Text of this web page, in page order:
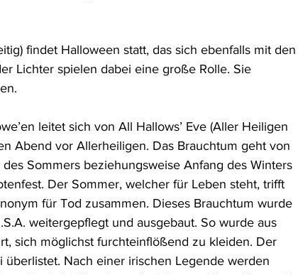
findet Halloween statt, das sich ebenfalls mit den
Lichter spielen dabei eine große Rolle. Sie
leitet sich von All Hallows’ Eve (Aller Heiligen
Abend vor Allerheiligen. Das Brauchtum geht von
Sommers beziehungsweise Anfang des Winters
Der Sommer, welcher für Leben steht, trifft
für Tod zusammen. Dieses Brauchtum wurde
weitergepflegt und ausgebaut. So wurde aus
sich möglichst furchteinflößend zu kleiden. Der
Nach einer irischen Legende werden